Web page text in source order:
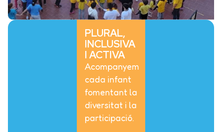
PLURAL,
INCLUSIVA
I ACTIVA
Acompanyem
cada infant
fomentant la
diversitat i la
participació.